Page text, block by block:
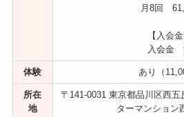
月8回
【入会金
入会金
体験 あり（
所在
地
〒141-0031 東京都品川区西
ターマンション